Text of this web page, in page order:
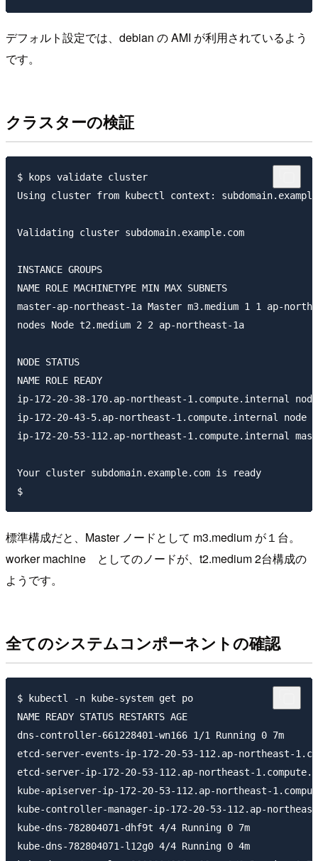
デフォルト設定では、debian の AMI が利用されているよう
です。
クラスターの検証
$ kops validate cluster
Using cluster from kubectl context:
Validating cluster subdomain.example.com
INSTANCE GROUPS
NAME ROLE MACHINETYPE MIN MAX SUBNETS
master-ap-northeast-1a Master m3.medium 1 1 ap-
nodes Node t2.medium 2 2 ap-northeast-1a
NODE STATUS
NAME ROLE READY
ip-172-20-38-170.ap-northeast-1.compute.internal
ip-172-20-43-5.ap-northeast-1.compute.internal node
ip-172-20-53-112.ap-northeast-1.compute.internal
Your cluster subdomain.example.com is ready
標準構成だと、Master ノードとして m3.medium が１台。
worker machine としてのノードが、t2.medium 2台構成の
ようです。
全てのシステムコンポーネントの確認
$ kubectl -n kube-system get po
NAME READY STATUS RESTARTS AGE
dns-controller-661228401-wn166 1/1 Running 0 7m
etcd-server-events-ip-172-20-53-112.ap-northeast-
etcd-server-ip-172-20-53-112.ap-northeast-
kube-apiserver-ip-172-20-53-112.ap-northeast-
kube-controller-manager-ip-172-20-53-112.ap-
kube-dns-782804071-dhf9t 4/4 Running 0 7m
kube-dns-782804071-l12g0 4/4 Running 0 4m